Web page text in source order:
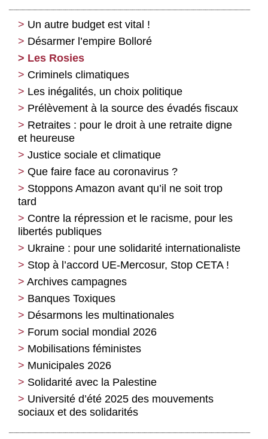
Un autre budget est vital !
Désarmer l’empire Bolloré
Les Rosies
Criminels climatiques
Les inégalités, un choix politique
Prélèvement à la source des évadés fiscaux
Retraites : pour le droit à une retraite digne
et heureuse
Justice sociale et climatique
Que faire face au coronavirus ?
Stoppons Amazon avant qu’il ne soit trop
tard
Contre la répression et le racisme, pour les
libertés publiques
Ukraine : pour une solidarité internationaliste
Stop à l’accord UE-Mercosur, Stop CETA !
Archives campagnes
Banques Toxiques
Désarmons les multinationales
Forum social mondial 2026
Mobilisations féministes
Municipales 2026
Solidarité avec la Palestine
Université d’été 2025 des mouvements
sociaux et des solidarités